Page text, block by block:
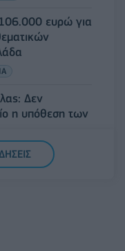
ευρώ για
Δεν
η υπόθεση των